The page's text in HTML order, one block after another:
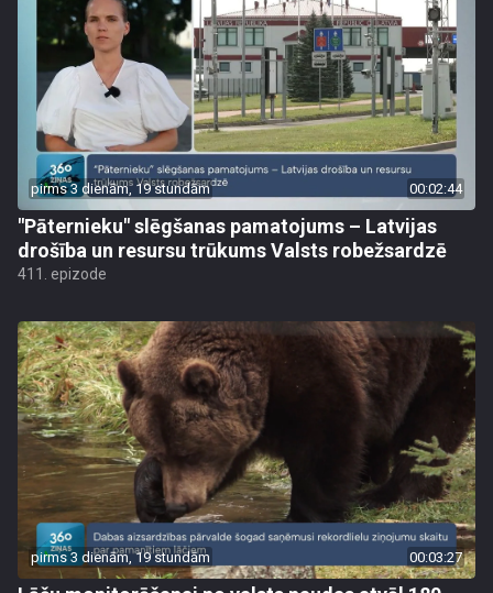
pirms 3 dienām, 19 stundām 00:02:44
"Pāternieku" slēgšanas pamatojums – Latvijas
drošība un resursu trūkums Valsts robežsardzē
411. epizode
pirms 3 dienām, 19 stundām 00:03:27